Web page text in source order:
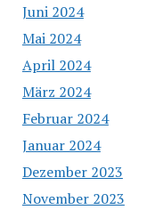
Juni 2024
Mai 2024
April 2024
März 2024
Februar 2024
Januar 2024
Dezember 2023
November 2023